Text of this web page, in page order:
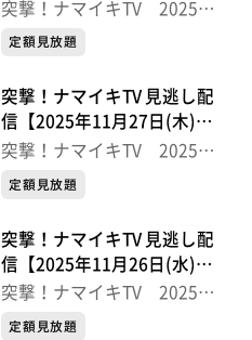
送分】
突撃！ナマイキTV 2025後
半
定額見放題
突撃！ナマイキTV 見逃し配
信【2025年11月27日(木)放
送分】
突撃！ナマイキTV 2025後
半
定額見放題
突撃！ナマイキTV 見逃し配
信【2025年11月26日(水)放
送分】
突撃！ナマイキTV 2025後
半
定額見放題